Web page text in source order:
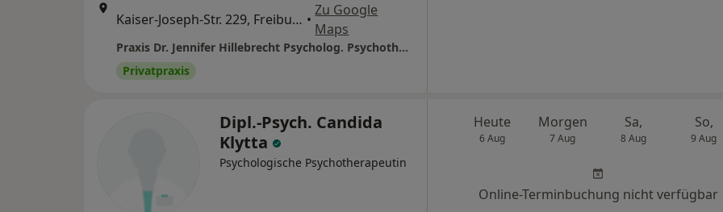
Kaiser-Joseph-Str. 229, Freiburg •
Zu Google
Maps
Praxis Dr. Jennifer Hillebrecht Psycholog. Psychotherapeutin
Privatpraxis
Dipl.-Psych. Candida
Klytta
Psychologische Psychotherapeutin
Heute
6 Aug
Morgen
7 Aug
Sa,
8 Aug
So,
9 Aug
Online-Terminbuchung nicht verfügbar